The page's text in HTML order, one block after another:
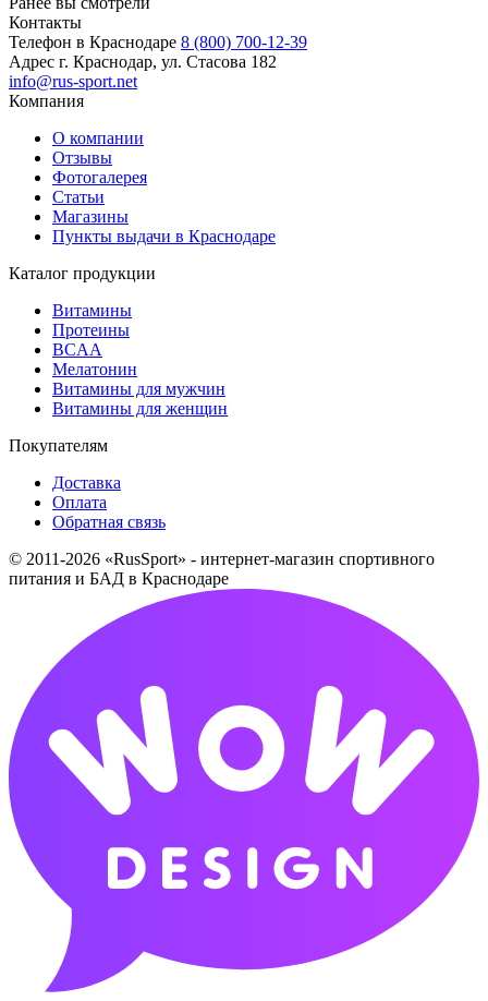
Контакты
Телефон в Краснодаре 8 (800) 700-12-39
Адрес г. Краснодар, ул. Стасова 182
info@rus-sport.net
Компания
О компании
Отзывы
Фотогалерея
Статьи
Магазины
Пункты выдачи в Краснодаре
Каталог продукции
Витамины
Протеины
BCAA
Мелатонин
Витамины для мужчин
Витамины для женщин
Покупателям
Доставка
Оплата
Обратная связь
© 2011-2026 «RusSport» - интернет-магазин спортивного
питания и БАД в Краснодаре